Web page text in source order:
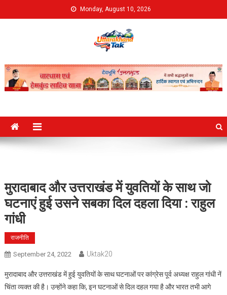
to
Monday, August 10, 2026
Uttarakhand Tak
मुरादाबाद और उत्तराखंड में युवतियों के साथ जो
घटनाएं हुई उसने सबका दिल दहला दिया : राहुल
गांधी
राजनीति
September 24, 2022 Uktak20
मुरादाबाद और उत्तराखंड में हुई युवतियों के साथ घटनाओं पर कांग्रेस पूर्व अध्यक्ष राहुल गांधी नें
चिंता व्यक्त की है। उन्होंने कहा कि, इन घटनाओं से दिल दहल गया है और भारत तभी आगे